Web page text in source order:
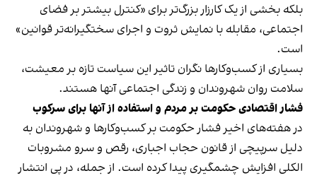
بلکه بخشی از یک کارزار بزرگ‌تر برای «کنترل بیشتر بر فضای
اجتماعی، مقابله با نمایش ثروت و اجرای سختگیرانه‌تر قوانین»
است.
بسیاری از کسب‌وکارها نگران تاثیر این سیاست‌ تازه بر معیشت،
سلامت روان شهروندان و زندگی اجتماعی آنها هستند.
فشار اقتصادی حکومت بر مردم و استفاده از آنها برای سرکوب
در هفته‌های اخیر فشار حکومت بر کسب‌وکارها و شهروندان به
دلیل سرپیچی از قانون حجاب اجباری، رقص و سرو مشروبات
الکلی افزایش چشمگیری پیدا کرده است. از جمله، در پی انتشار